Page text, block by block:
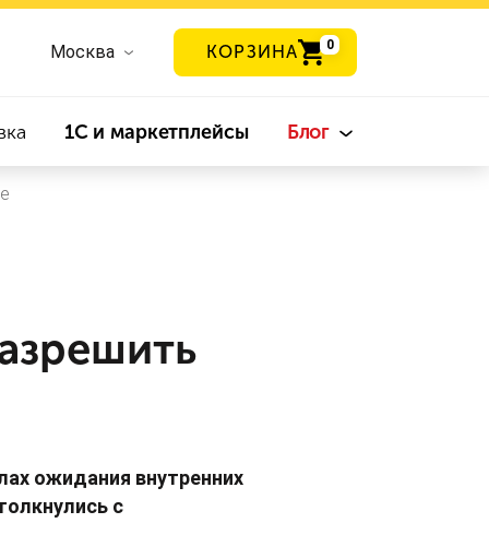
Москва КОРЗИНА 0
1С и маркетплейсы Блог
ожидания внутренних
с